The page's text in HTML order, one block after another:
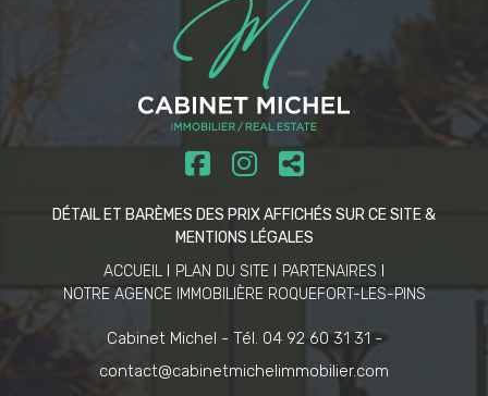
DÉTAIL ET BARÈMES DES PRIX AFFICHÉS SUR CE SITE &
MENTIONS LÉGALES
ACCUEIL
PLAN DU SITE
PARTENAIRES
NOTRE AGENCE IMMOBILIÈRE ROQUEFORT-LES-PINS
Cabinet Michel - Tél. 04 92 60 31 31 -
contact@cabinetmichelimmobilier.com